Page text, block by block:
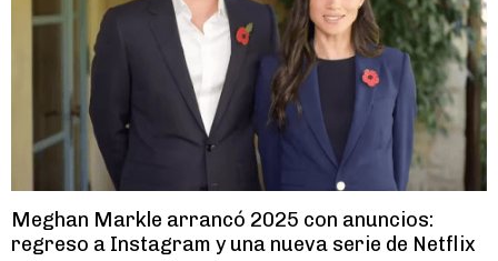
Meghan Markle arrancó 2025 con anuncios:
regreso a Instagram y una nueva serie de Netflix